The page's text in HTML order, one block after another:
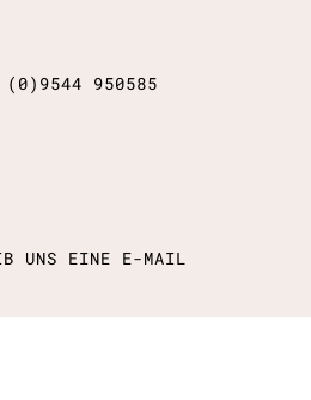
(0)9544 950585
UNS EINE E-MAIL